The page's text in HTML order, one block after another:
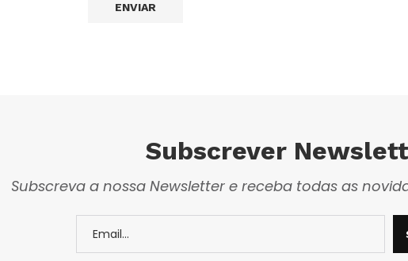
Subscrever
Subscreva a nossa Newsletter e receba todas as